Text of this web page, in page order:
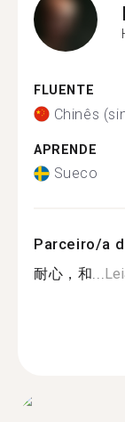
FLUENTE
Chinês
APRENDE
Sueco
Parceiro/a
耐心，和...